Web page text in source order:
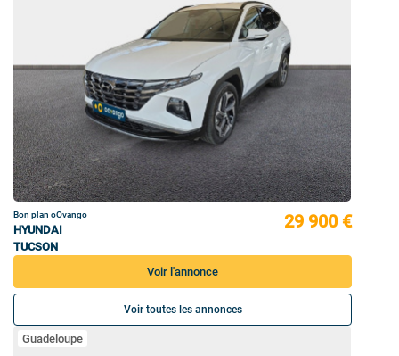
Bon plan oOvango
HYUNDAI
TUCSON
29 900 €
Voir l'annonce
Voir toutes les annonces
Guadeloupe